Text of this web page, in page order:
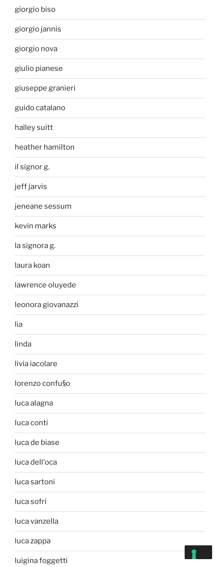
giorgio biso
giorgio jannis
giorgio nova
giulio pianese
giuseppe granieri
guido catalano
halley suitt
heather hamilton
il signor g.
jeff jarvis
jeneane sessum
kevin marks
la signora g.
laura koan
lawrence oluyede
leonora giovanazzi
lia
linda
livia iacolare
lorenzo confu§o
luca alagna
luca conti
luca de biase
luca dell'oca
luca sartoni
luca sofri
luca vanzella
luca zappa
luigina foggetti